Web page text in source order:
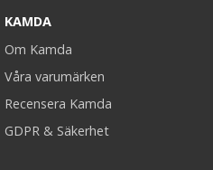
KAMDA
Om Kamda
Våra varumärken
Recensera Kamda
GDPR & Säkerhet